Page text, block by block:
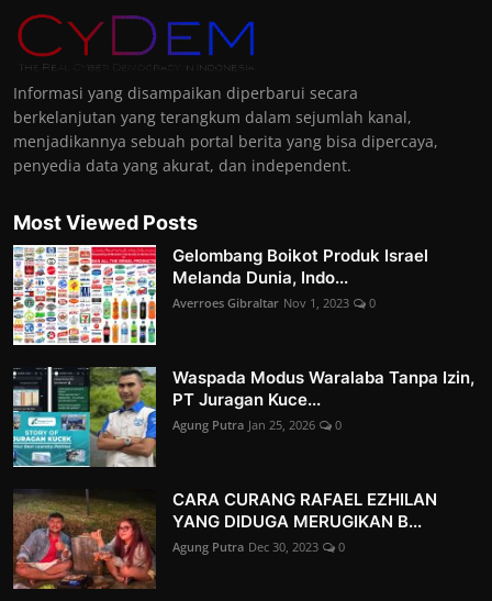
Informasi yang disampaikan diperbarui secara
berkelanjutan yang terangkum dalam sejumlah kanal,
menjadikannya sebuah portal berita yang bisa dipercaya,
penyedia data yang akurat, dan independent.
Most Viewed Posts
Gelombang Boikot Produk Israel
Melanda Dunia, Indo...
Averroes Gibraltar Nov 1, 2023 0
Waspada Modus Waralaba Tanpa Izin,
PT Juragan Kuce...
Agung Putra Jan 25, 2026 0
CARA CURANG RAFAEL EZHILAN
YANG DIDUGA MERUGIKAN B...
Agung Putra Dec 30, 2023 0